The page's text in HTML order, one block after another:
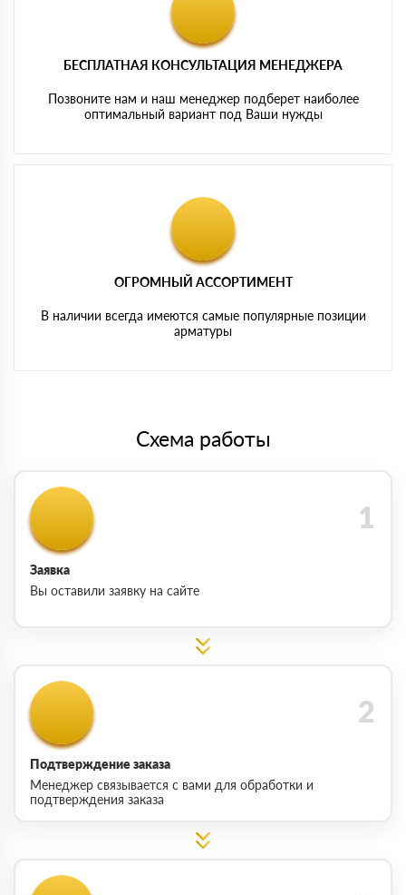
БЕСПЛАТНАЯ КОНСУЛЬТАЦИЯ МЕНЕДЖЕРА
Позвоните нам и наш менеджер подберет наиболее
оптимальный вариант под Ваши нужды
ОГРОМНЫЙ АССОРТИМЕНТ
В наличии всегда имеются самые популярные позиции
арматуры
Схема работы
Заявка
Вы оставили заявку на сайте
Подтверждение заказа
Менеджер связывается с вами для обработки и
подтверждения заказа